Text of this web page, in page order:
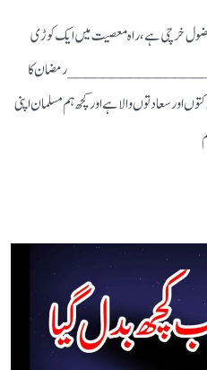
خرچی ہے، راہ معصیت میں ایک کوڑی
________________ رمضان کا
اور سعادتوں والا ہے اور کچھ ہم مسلمان اپنی